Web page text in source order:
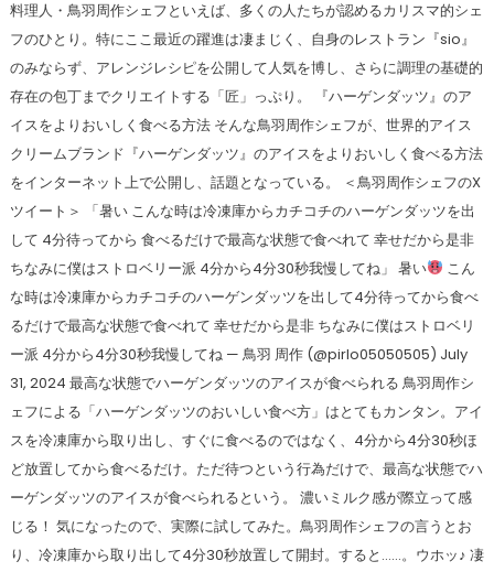
料理人・鳥羽周作シェフといえば、多くの人たちが認めるカリスマ的シェ
フのひとり。特にここ最近の躍進は凄まじく、自身のレストラン『sio』
のみならず、アレンジレシピを公開して人気を博し、さらに調理の基礎的
存在の包丁までクリエイトする「匠」っぷり。 『ハーゲンダッツ』のア
イスをよりおいしく食べる方法 そんな鳥羽周作シェフが、世界的アイス
クリームブランド『ハーゲンダッツ』のアイスをよりおいしく食べる方法
をインターネット上で公開し、話題となっている。 ＜鳥羽周作シェフのX
ツイート＞ 「暑い こんな時は冷凍庫からカチコチのハーゲンダッツを出
して 4分待ってから 食べるだけで最高な状態で食べれて 幸せだから是非
ちなみに僕はストロベリー派 4分から4分30秒我慢してね」 暑い
こん
な時は冷凍庫からカチコチのハーゲンダッツを出して4分待ってから食べ
るだけで最高な状態で食べれて 幸せだから是非 ちなみに僕はストロベリ
ー派 4分から4分30秒我慢してね — 鳥羽 周作 (@pirlo05050505) July
31, 2024 最高な状態でハーゲンダッツのアイスが食べられる 鳥羽周作シ
ェフによる「ハーゲンダッツのおいしい食べ方」はとてもカンタン。アイ
スを冷凍庫から取り出し、すぐに食べるのではなく、4分から4分30秒ほ
ど放置してから食べるだけ。ただ待つという行為だけで、最高な状態でハ
ーゲンダッツのアイスが食べられるという。 濃いミルク感が際立って感
じる！ 気になったので、実際に試してみた。鳥羽周作シェフの言うとお
り、冷凍庫から取り出して4分30秒放置して開封。すると……。ウホッ♪ 凄